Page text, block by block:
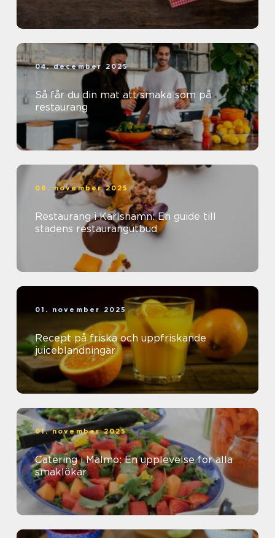
04. december 2025
Så får du din mat att smaka som på
restaurang
06. november 2025
Restaurang i Karlshamn: En guide till
stadens restaurangutbud
01. november 2025
Recept på friska och uppfriskande
juiceblandningar
01. november 2025
Catering i Malmö: En upplevelse för alla
smaklökar